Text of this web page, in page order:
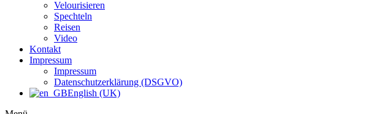
Velourisieren
Spechteln
Reisen
Video
Kontakt
Impressum
Impressum
Datenschutzerklärung (DSGVO)
English (UK)